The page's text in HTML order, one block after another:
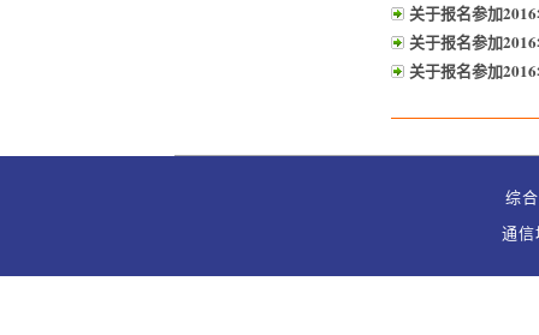
关于报名参加
关于报名参加
关于报名参加
综
通信